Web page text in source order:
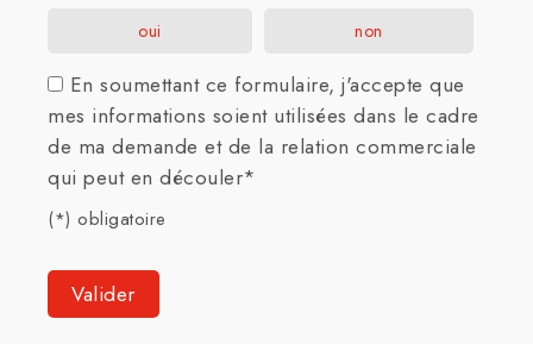
oui non
En soumettant ce formulaire, j'accepte que
mes informations soient utilisées dans le cadre
de ma demande et de la relation commerciale
qui peut en découler*
(*) obligatoire